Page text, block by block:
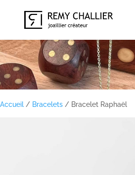
Accueil / Bracelets / Bracelet Raphaël